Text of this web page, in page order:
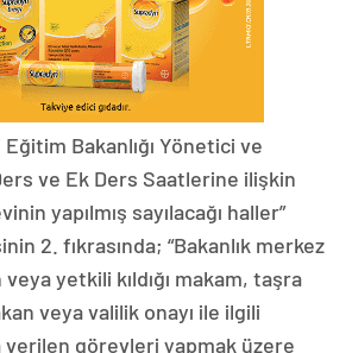
Bakanlığı Yönetici ve
ve Ek Ders Saatlerine ilişkin
yapılmış sayılacağı haller”
2. fıkrasında; “Bakanlık merkez
yetkili kıldığı makam, taşra
veya valilik onayı ile ilgili
verilen görevleri yapmak üzere